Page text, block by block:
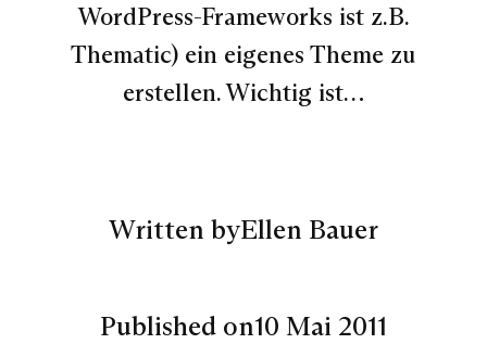
WordPress-Frameworks ist z.B.
Thematic) ein eigenes Theme zu
erstellen. Wichtig ist…
Written byEllen Bauer
Published on10 Mai 2011